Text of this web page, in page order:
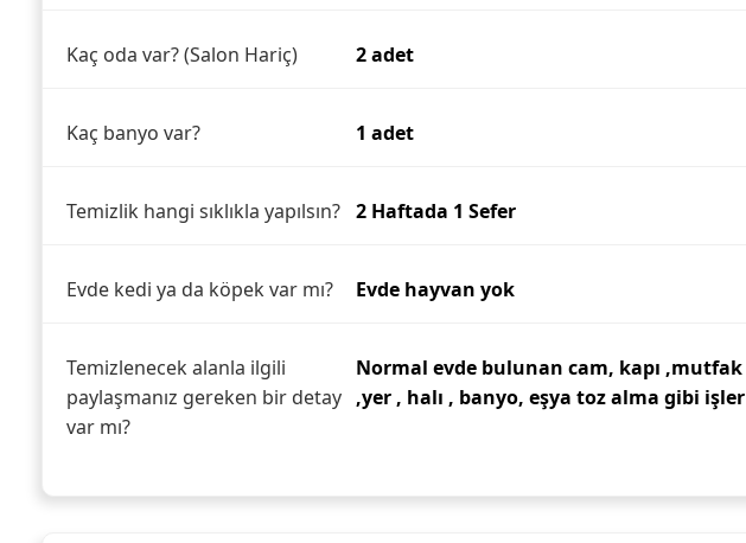
Kaç oda var? (Salon Hariç) 2 adet
Kaç banyo var? 1 adet
Temizlik hangi sıklıkla yapılsın? 2 Haftada 1 Sefer
Evde kedi ya da köpek var mı? Evde hayvan yok
Temizlenecek alanla ilgili
paylaşmanız gereken bir detay
var mı?
Normal evde bulunan cam, kapı ,mutfak
,yer , halı , banyo, eşya toz alma gibi işler